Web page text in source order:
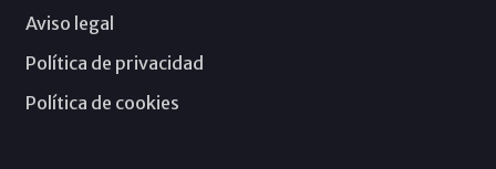
Aviso legal
Política de privacidad
Política de cookies